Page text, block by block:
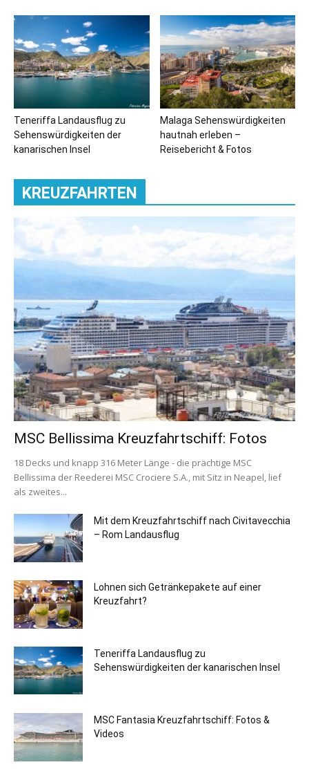
Teneriffa Landausflug zu
Sehenswürdigkeiten der
kanarischen Insel
Malaga Sehenswürdigkeiten
hautnah erleben –
Reisebericht & Fotos
KREUZFAHRTEN
MSC Bellissima Kreuzfahrtschiff: Fotos
18 Decks und knapp 316 Meter Länge - die prächtige MSC
Bellissima der Reederei MSC Crociere S.A., mit Sitz in Neapel, lief
als zweites...
Mit dem Kreuzfahrtschiff nach Civitavecchia
– Rom Landausflug
Lohnen sich Getränkepakete auf einer
Kreuzfahrt?
Teneriffa Landausflug zu
Sehenswürdigkeiten der kanarischen Insel
MSC Fantasia Kreuzfahrtschiff: Fotos &
Videos